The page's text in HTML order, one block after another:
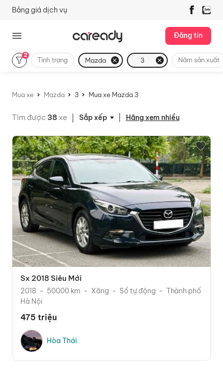
Bảng giá dịch vụ
Đăng tin
2
Tình trạng Mazda 3 Năm sản xuất
Mua xe Mazda 3 Mua xe Mazda 3
Tìm được 38 xe Hãng xem nhiều
Sx 2018 Siêu Mới
2018 50000 km Xăng Số tự động
Thành phố
Hà Nội
475 triệu
Hòa Thái